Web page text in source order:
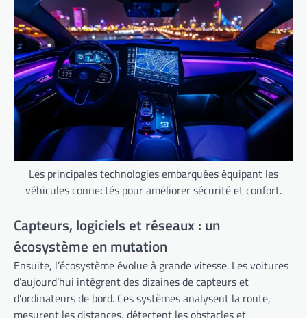
Les principales technologies embarquées équipant les
véhicules connectés pour améliorer sécurité et confort.
Capteurs, logiciels et réseaux : un
écosystème en mutation
Ensuite, l’écosystème évolue à grande vitesse. Les voitures
d’aujourd’hui intègrent des dizaines de capteurs et
d’ordinateurs de bord. Ces systèmes analysent la route,
mesurent les distances, détectent les obstacles et